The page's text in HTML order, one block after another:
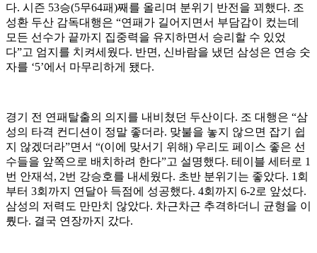
다. 시즌 53승(5무64패)째를 올리며 분위기 반전을 꾀했다. 조
성환 두산 감독대행은 “연패가 길어지면서 부담감이 컸는데
모든 선수가 끝까지 집중력을 유지하면서 승리할 수 있었
다”고 엄지를 치켜세웠다. 반면, 신바람을 냈던 삼성은 연승 숫
자를 ‘5’에서 마무리하게 됐다.
경기 전 연패탈출의 의지를 내비쳤던 두산이다. 조 대행은 “삼
성의 타격 컨디션이 정말 좋더라. 맞불을 놓지 않으면 잡기 쉽
지 않겠더라”면서 “(이에 맞서기 위해) 우리도 페이스 좋은 선
수들을 앞쪽으로 배치하려 한다”고 설명했다. 테이블 세터로 1
번 안재석, 2번 강승호를 내세웠다. 초반 분위기는 좋았다. 1회
부터 3회까지 연달아 득점에 성공했다. 4회까지 6-2로 앞섰다.
삼성의 저력도 만만치 않았다. 차근차근 추격하더니 균형을 이
뤘다. 결국 연장까지 갔다.